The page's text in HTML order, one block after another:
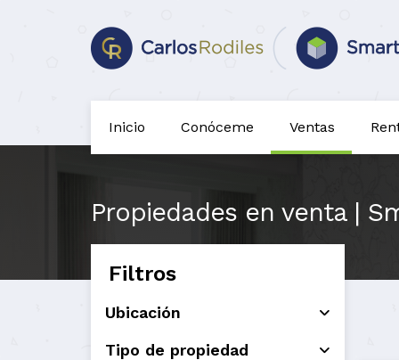
Inicio Conóceme Ventas
Propiedades en venta |
Filtros
Ubicación
Tipo de propiedad